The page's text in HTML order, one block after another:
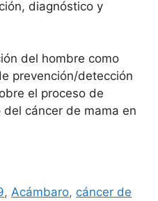
diagnóstico y
del hombre como
prevención/detección
el proceso de
cáncer de mama en
,Acámbaro, cáncer de